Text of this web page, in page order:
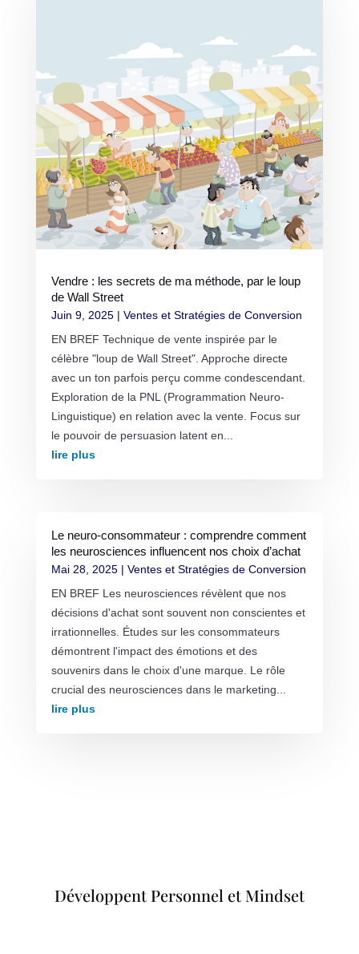
Vendre : les secrets de ma méthode, par le loup
de Wall Street
Juin 9, 2025| Ventes et Stratégies de Conversion
EN BREF Technique de vente inspirée par le
célèbre "loup de Wall Street". Approche directe
avec un ton parfois perçu comme condescendant.
Exploration de la PNL (Programmation Neuro-
Linguistique) en relation avec la vente. Focus sur
le pouvoir de persuasion latent en...
lire plus
Le neuro-consommateur : comprendre comment
les neurosciences influencent nos choix d’achat
Mai 28, 2025| Ventes et Stratégies de Conversion
EN BREF Les neurosciences révèlent que nos
décisions d'achat sont souvent non conscientes et
irrationnelles. Études sur les consommateurs
démontrent l'impact des émotions et des
souvenirs dans le choix d'une marque. Le rôle
crucial des neurosciences dans le marketing...
lire plus
Développent Personnel et Mindset